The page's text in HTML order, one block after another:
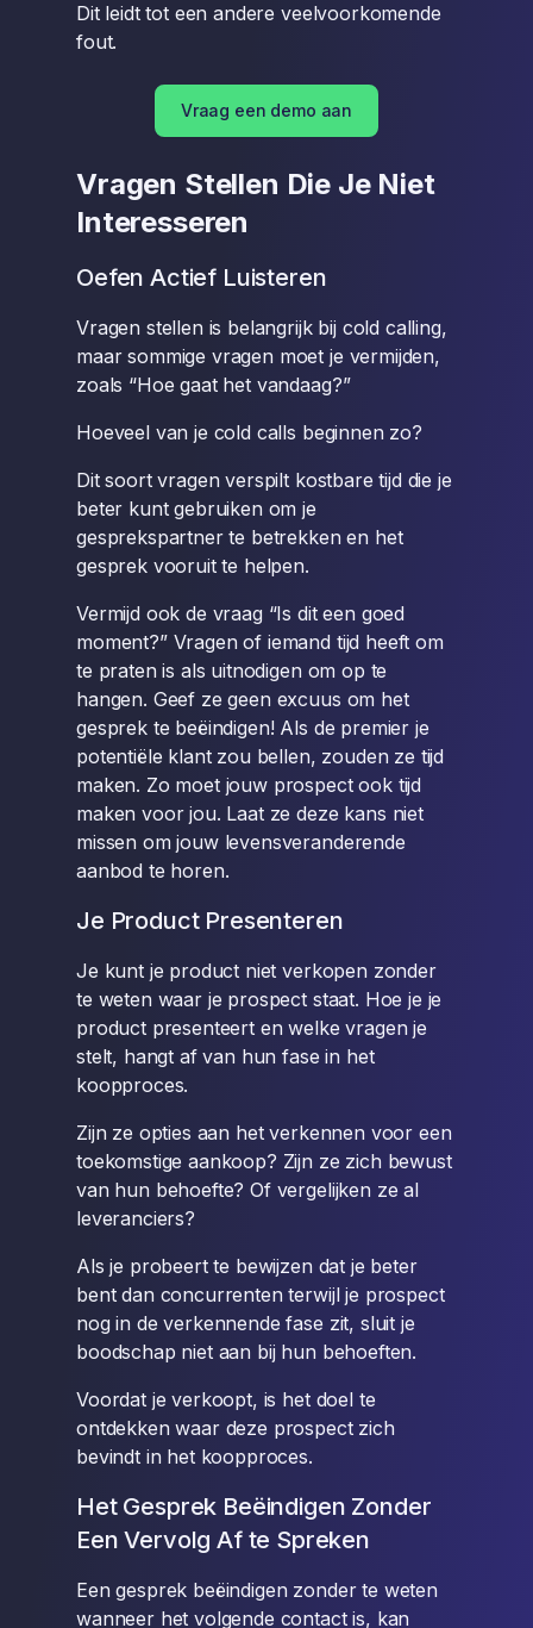
Dit leidt tot een andere veelvoorkomende
fout.
Vraag een demo aan
Vragen Stellen Die Je Niet
Interesseren
Oefen Actief Luisteren
Vragen stellen is belangrijk bij cold calling,
maar sommige vragen moet je vermijden,
zoals “Hoe gaat het vandaag?”
Hoeveel van je cold calls beginnen zo?
Dit soort vragen verspilt kostbare tijd die je
beter kunt gebruiken om je
gesprekspartner te betrekken en het
gesprek vooruit te helpen.
Vermijd ook de vraag “Is dit een goed
moment?” Vragen of iemand tijd heeft om
te praten is als uitnodigen om op te
hangen. Geef ze geen excuus om het
gesprek te beëindigen! Als de premier je
potentiële klant zou bellen, zouden ze tijd
maken. Zo moet jouw prospect ook tijd
maken voor jou. Laat ze deze kans niet
missen om jouw levensveranderende
aanbod te horen.
Je Product Presenteren
Je kunt je product niet verkopen zonder
te weten waar je prospect staat. Hoe je je
product presenteert en welke vragen je
stelt, hangt af van hun fase in het
koopproces.
Zijn ze opties aan het verkennen voor een
toekomstige aankoop? Zijn ze zich bewust
van hun behoefte? Of vergelijken ze al
leveranciers?
Als je probeert te bewijzen dat je beter
bent dan concurrenten terwijl je prospect
nog in de verkennende fase zit, sluit je
boodschap niet aan bij hun behoeften.
Voordat je verkoopt, is het doel te
ontdekken waar deze prospect zich
bevindt in het koopproces.
Het Gesprek Beëindigen Zonder
Een Vervolg Af te Spreken
Een gesprek beëindigen zonder te weten
wanneer het volgende contact is, kan